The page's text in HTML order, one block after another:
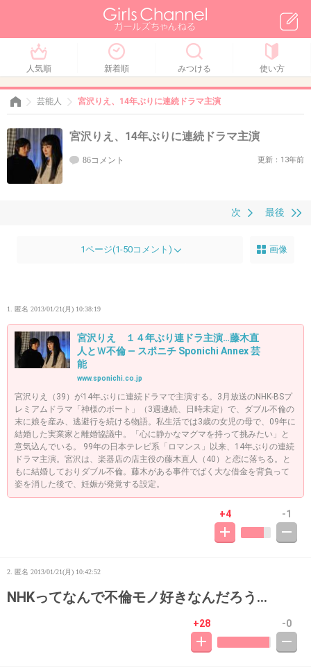
人気順 新着順 みつける 使い方
芸能人 宮沢りえ、14年ぶりに連続ドラマ主演
宮沢りえ、14年ぶりに連続ドラマ主演
86コメント 更新：13年前
最後
次
1ページ(1-50コメント) 画像
1. 匿名 2013/01/21(月) 10:38:19
宮沢りえ １４年ぶり連ドラ主演…藤木直
人とＷ不倫 ― スポニチ Sponichi Annex 芸
能
www.sponichi.co.jp
宮沢りえ（39）が14年ぶりに連続ドラマで主演する。3月放送のNHK-BSプ
レミアムドラマ「神様のボート」（3週連続、日時未定）で、ダブル不倫の
末に娘を産み、逃避行を続ける物語。私生活では3歳の女児の母で、09年に
結婚した実業家と離婚協議中。「心に静かなマグマを持って挑みたい」と
意気込んでいる。 99年の日本テレビ系「ロマンス」以来、14年ぶりの連続
ドラマ主演。宮沢は、楽器店の店主役の藤木直人（40）と恋に落ちる。と
もに結婚しておりダブル不倫。藤木がある事件でばく大な借金を背負って
姿を消した後で、妊娠が発覚する設定。
+4 -1
2. 匿名 2013/01/21(月) 10:42:52
NHKってなんで不倫モノ好きなんだろう…
+28 -0